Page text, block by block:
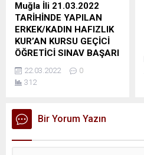
Muğla İli 21.03.2022
TARİHİNDE YAPILAN
ERKEK/KADIN HAFIZLIK
KUR’AN KURSU GEÇİCİ
ÖĞRETİCİ SINAV BAŞARI
LİSTESİ
22.03.2022
0
312
Bir Yorum Yazın